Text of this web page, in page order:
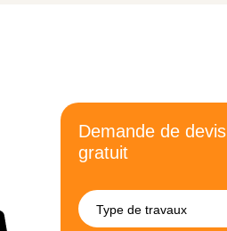
Demande de devis
gratuit
Type de travaux